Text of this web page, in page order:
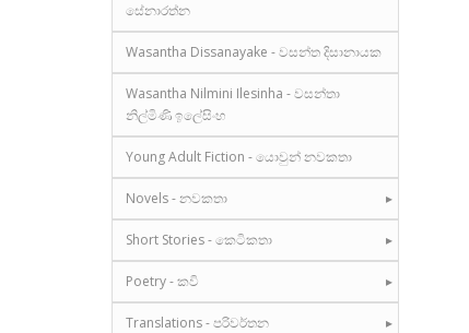
සේනාරත්න
Wasantha Dissanayake - වසන්ත දිසානායක
Wasantha Nilmini Ilesinha - වසන්තා
නිල්මිණි ඉලේසිංහ
Young Adult Fiction - යොවුන් නවකතා
Novels - නවකතා
Short Stories - කෙටිකතා
Poetry - කවි
Translations - පරිවර්තන